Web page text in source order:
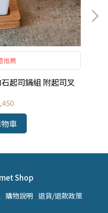
推薦
起司鍋組 附起司叉
車
Shop
購物說明 退貨/退款政策